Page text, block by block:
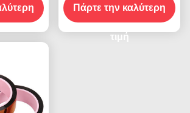
στην Υγρασία και
2.5N/25mm Αντοχή
Αποκόλλησης
Πάρτε την καλύτερη
τιμή